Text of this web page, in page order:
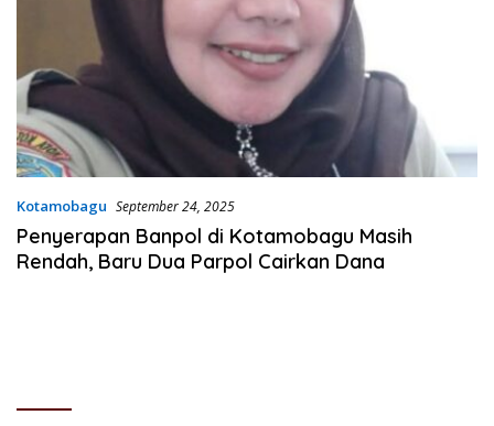
Kotamobagu September 24, 2025
Penyerapan Banpol di Kotamobagu Masih
Rendah, Baru Dua Parpol Cairkan Dana